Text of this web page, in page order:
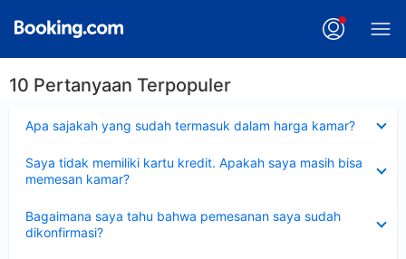
10 Pertanyaan Terpopuler
Apa sajakah yang sudah termasuk dalam harga kamar?
Saya tidak memiliki kartu kredit. Apakah saya masih bisa
memesan kamar?
Bagaimana saya tahu bahwa pemesanan saya sudah
dikonfirmasi?